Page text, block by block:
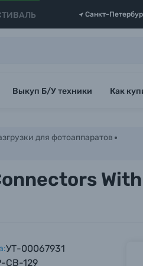
Санкт-
Выкуп Б/У техники Как
для фотоаппаратов
УТ-00067931
CB-129